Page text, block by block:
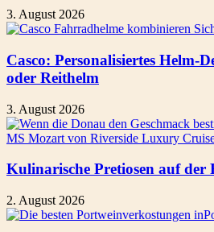
3. August 2026
Casco: Personalisiertes Helm-
oder Reithelm
3. August 2026
Kulinarische Pretiosen auf der
2. August 2026